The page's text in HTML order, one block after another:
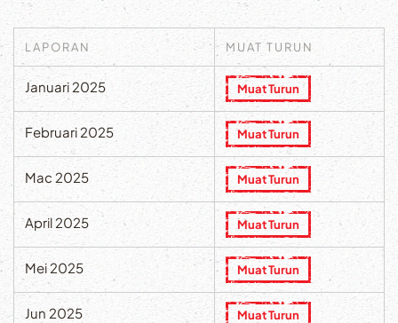
LAPORAN MUAT TURUN
Januari 2025 Muat Turun
Februari 2025 Muat Turun
Mac 2025 Muat Turun
April 2025 Muat Turun
Mei 2025 Muat Turun
Jun 2025 Muat Turun